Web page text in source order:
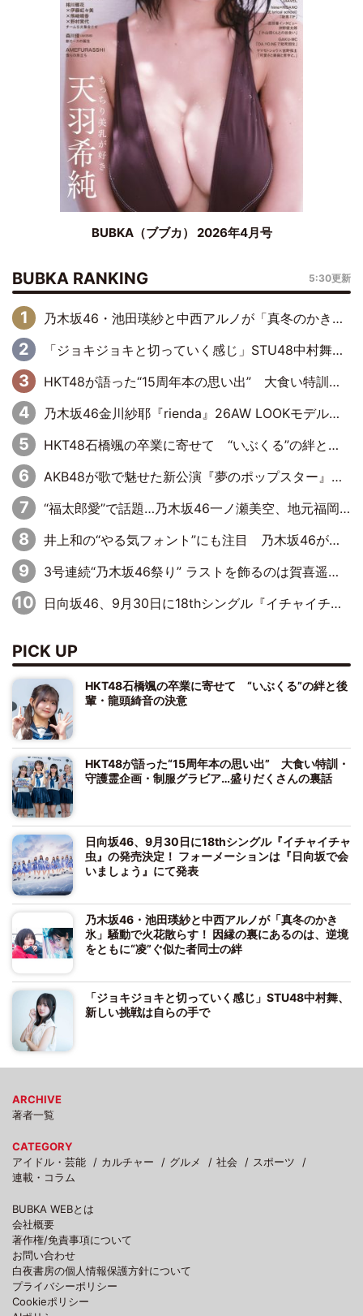
BUBKA（ブブカ） 2026年4月号
BUBKA RANKING 5:30更新
乃木坂46・池田瑛紗と中西アルノが「真冬のかき氷」騒動で火花散らす！ 因縁の裏にあるのは、逆境をともに“凌”ぐ似た者同士の絆
「ジョキジョキと切っていく感じ」STU48中村舞、新しい挑戦は自らの手で
HKT48が語った“15周年本の思い出” 大食い特訓・守護霊企画・制服グラビア…盛りだくさんの裏話
乃木坂46金川紗耶『rienda』26AW LOOKモデルに就任
HKT48石橋颯の卒業に寄せて “いぶくる”の絆と後輩・龍頭綺音の決意
AKB48が歌で魅せた新公演『夢のポップスター』 初日から全身全霊のステージ
“福太郎愛”で話題…乃木坂46一ノ瀬美空、地元福岡『めんべい25周年トップサポーター』に就任
井上和の“やる気フォント”にも注目 乃木坂46が挑んだ書道パフォーマンスの舞台裏
3号連続“乃木坂46祭り” ラストを飾るのは賀喜遥香…5年ぶりの登場に「5年分大人になった私を見ていただけたら」
日向坂46、9月30日に18thシングル『イチャイチャ虫』の発売決定！ フォーメーションは『日向坂で会いましょう』にて発表
PICK UP
HKT48石橋颯の卒業に寄せて “いぶくる”の絆と後
輩・龍頭綺音の決意
HKT48が語った“15周年本の思い出” 大食い特訓・
守護霊企画・制服グラビア…盛りだくさんの裏話
日向坂46、9月30日に18thシングル『イチャイチャ
虫』の発売決定！ フォーメーションは『日向坂で会
いましょう』にて発表
乃木坂46・池田瑛紗と中西アルノが「真冬のかき
氷」騒動で火花散らす！ 因縁の裏にあるのは、逆境
をともに“凌”ぐ似た者同士の絆
「ジョキジョキと切っていく感じ」STU48中村舞、
新しい挑戦は自らの手で
ARCHIVE
著者一覧
CATEGORY
アイドル・芸能
カルチャー グルメ 社会
スポーツ
連載・コラム
BUBKA WEBとは
会社概要
著作権/免責事項について
お問い合わせ
白夜書房の個人情報保護方針について
プライバシーポリシー
Cookieポリシー